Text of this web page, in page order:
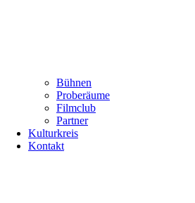
Bühnen
Proberäume
Filmclub
Partner
Kulturkreis
Kontakt